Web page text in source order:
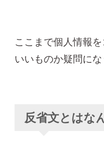
ここまで個人情報
いいものか疑問に
反省文とはな